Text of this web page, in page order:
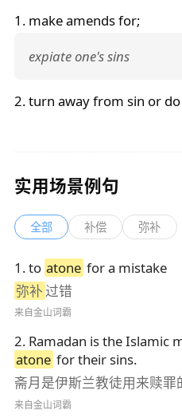
1. make amends for;
expiate one's sins
2. turn away from sin or
实用场景例句
全部 补偿 弥补
1 .to atone for a mistake
弥补过错
来自金山词霸
2. Ramadan is the Islamic
atone for their sins.
斋月是伊斯兰教徒用来赎罪
来自金山词霸